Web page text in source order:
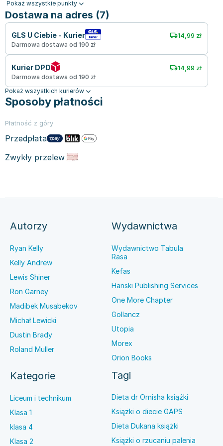
Pokaż wszystkie punkty
Dostawa na adres (7)
GLS U Ciebie - Kurier 14,99 zł
Darmowa dostawa od 190 zł
Kurier DPD 14,99 zł
Darmowa dostawa od 190 zł
Pokaż wszystkich kurierów
Sposoby płatności
Płatność z góry
Przedpłata
Zwykły przelew
Autorzy
Ryan Kelly
Kelly Andrew
Lewis Shiner
Ron Garney
Madibek Musabekov
Michał Lewicki
Dustin Brady
Roland Muller
Wydawnictwa
Wydawnictwo Tabula
Rasa
Kefas
Hanski Publishing Services
One More Chapter
Gollancz
Utopia
Morex
Orion Books
Kategorie
Liceum i technikum
Klasa 1
klasa 4
Klasa 2
Tagi
Dieta dr Ornisha książki
Książki o diecie GAPS
Dieta Dukana książki
Książki o rzucaniu palenia